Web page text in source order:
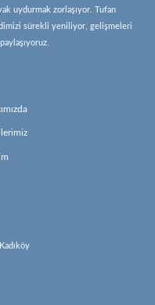
uydurmak zorlaşıyor. Tufan
sürekli yeniliyor, gelişmeleri